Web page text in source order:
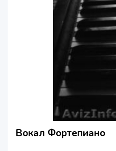
Вокал Фортепиано